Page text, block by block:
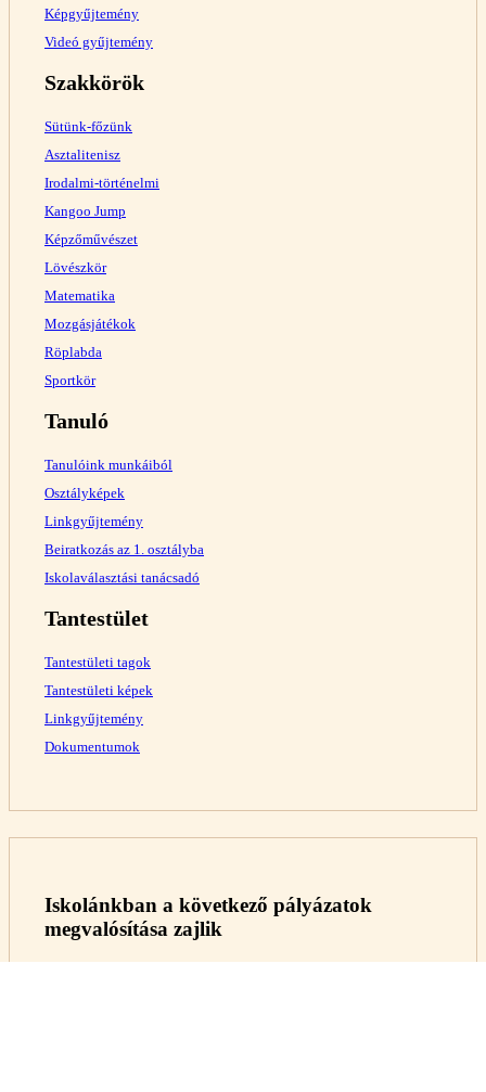
Képgyűjtemény
Videó gyűjtemény
Szakkörök
Sütünk-főzünk
Asztalitenisz
Irodalmi-történelmi
Kangoo Jump
Képzőművészet
Lövészkör
Matematika
Mozgásjátékok
Röplabda
Sportkör
Tanuló
Tanulóink munkáiból
Osztályképek
Linkgyűjtemény
Beiratkozás az 1. osztályba
Iskolaválasztási tanácsadó
Tantestület
Tantestületi tagok
Tantestületi képek
Linkgyűjtemény
Dokumentumok
Iskolánkban a következő pályázatok
megvalósítása zajlik